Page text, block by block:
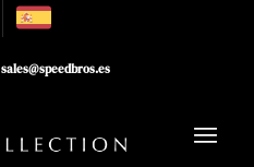
sales@speedbros.es